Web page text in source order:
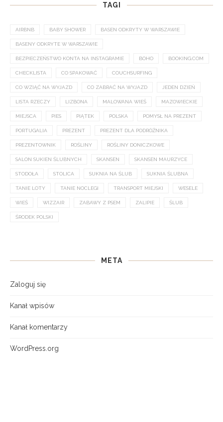
TAGI
AIRBNB BABY SHOWER BASEN ODKRYTY W WARSZAWIE
BASENY ODKRYTE W WARSZAWIE
BEZPIECZEŃSTWO KONTA NA INSTAGRAMIE BOHO BOOKING.COM
CHECKLISTA CO SPAKOWAĆ COUCHSURFING
CO WZIĄĆ NA WYJAZD CO ZABRAĆ NA WYJAZD JEDEN DZIEŃ
LISTA RZECZY LIZBONA MALOWANA WIEŚ MAZOWIECKIE
MIEJSCA PIES PIĄTEK POLSKA POMYSŁ NA PREZENT
PORTUGALIA PREZENT PREZENT DLA PODRÓŻNIKA
PREZENTOWNIK ROŚLINY ROŚLINY DONICZKOWE
SALON SUKIEN ŚLUBNYCH SKANSEN SKANSEN MAURZYCE
STODOŁA STOLICA SUKNIA NA ŚLUB SUKNIA ŚLUBNA
TANIE LOTY TANIE NOCLEGI TRANSPORT MIEJSKI WESELE
WIEŚ WIZZAIR ZABAWY Z PSEM ZALIPIE ŚLUB
ŚRODEK POLSKI
META
Zaloguj się
Kanał wpisów
Kanał komentarzy
WordPress.org